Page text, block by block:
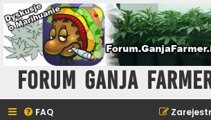
Forum Ganja
FAQ